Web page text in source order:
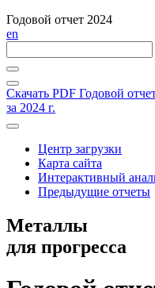
Годовой отчет 2024
en
Скачать PDF Годовой
за 2024 г.
Центр загрузки
Карта сайта
Интерактивный
Предыдущие отчеты
Металлы
для прогресса